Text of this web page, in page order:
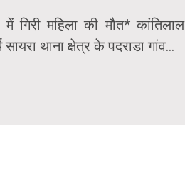
महिला की मौत* कांतिलाल
सायरा थाना क्षेत्र के पदराडा गांव...